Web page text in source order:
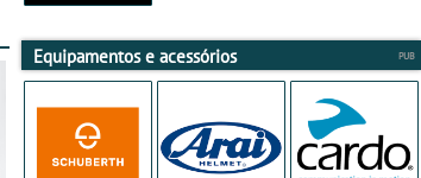
Equipamentos e acessórios